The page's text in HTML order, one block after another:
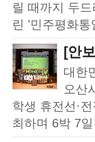
릴 때까지 두
린 '민주평화
[안
대한
오산
학생 휴전선·
최하며 6박 7